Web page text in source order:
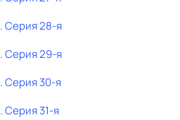
. Серия 28-я
. Серия 29-я
. Серия 30-я
. Серия 31-я